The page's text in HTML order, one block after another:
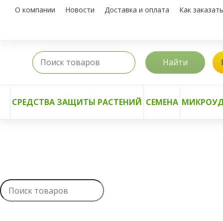
О компании Новости Доставка и оплата Как заказать
Найти
СРЕДСТВА ЗАЩИТЫ РАСТЕНИЙ СЕМЕНА